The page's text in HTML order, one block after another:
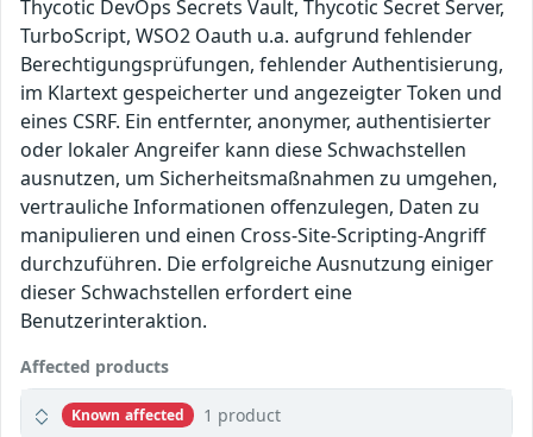
Thycotic DevOps Secrets Vault, Thycotic Secret Server,
TurboScript, WSO2 Oauth u.a. aufgrund fehlender
Berechtigungsprüfungen, fehlender Authentisierung,
im Klartext gespeicherter und angezeigter Token und
eines CSRF. Ein entfernter, anonymer, authentisierter
oder lokaler Angreifer kann diese Schwachstellen
ausnutzen, um Sicherheitsmaßnahmen zu umgehen,
vertrauliche Informationen offenzulegen, Daten zu
manipulieren und einen Cross-Site-Scripting-Angriff
durchzuführen. Die erfolgreiche Ausnutzung einiger
dieser Schwachstellen erfordert eine
Benutzerinteraktion.
Affected products
Known affected 1 product